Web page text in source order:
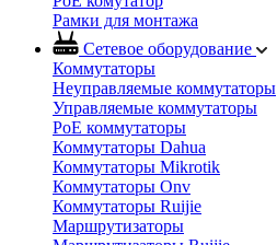
Рамки для монтажа
Сетевое оборудование
Коммутаторы
Неуправляемые коммутаторы
Управляемые коммутаторы
PoE коммутаторы
Коммутаторы Dahua
Коммутаторы Mikrotik
Коммутаторы Onv
Коммутаторы Ruijie
Маршрутизаторы